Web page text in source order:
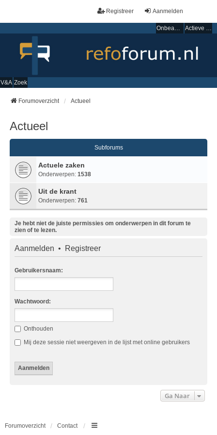
Aanmelden
Registreer
Onbeantwoorde onderwerpen Actieve onderwerpen
V&A Zoek
Forumoverzicht Actueel
Actueel
Subforums
Actuele zaken
Onderwerpen: 1538
Uit de krant
Onderwerpen: 761
Je hebt niet de juiste permissies om onderwerpen in dit forum te
zien of te lezen.
Aanmelden • Registreer
Gebruikersnaam:
Wachtwoord:
Onthouden
Mij deze sessie niet weergeven in de lijst met online gebruikers
Ga Naar
Forumoverzicht Contact